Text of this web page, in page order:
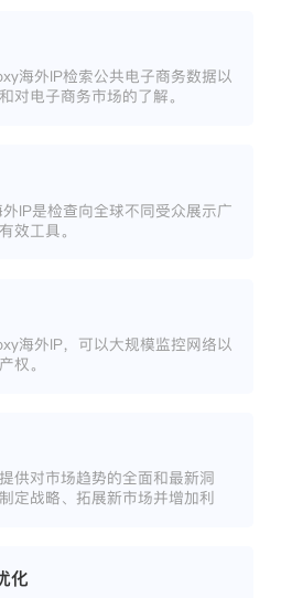
海外IP检索公共电子商务数据以
对电子商务市场的了解。
IP是检查向全球不同受众展示广
效工具。
海外IP，可以大规模监控网络以
权。
供对市场趋势的全面和最新洞
定战略、拓展新市场并增加利
化